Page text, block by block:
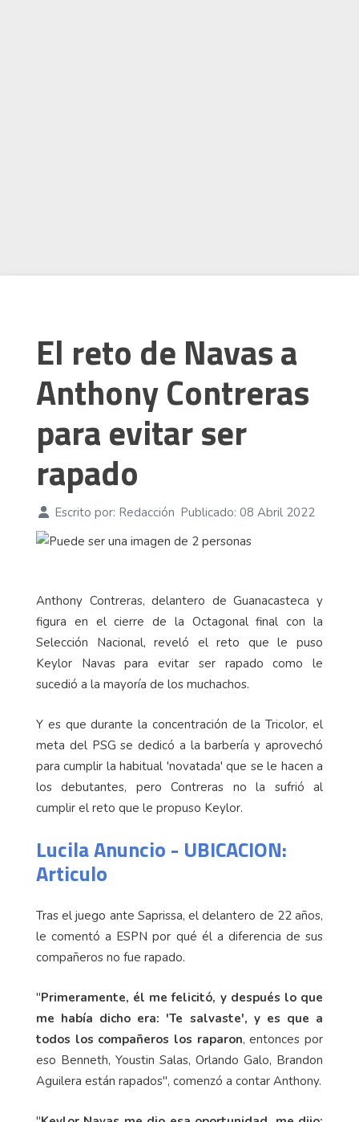
El reto de Navas a
Anthony Contreras
para evitar ser
rapado
Escrito por: Redacción Publicado: 08 Abril 2022
Anthony Contreras, delantero de Guanacasteca y
figura en el cierre de la Octagonal final con la
Selección Nacional, reveló el reto que le puso
Keylor Navas para evitar ser rapado como le
sucedió a la mayoría de los muchachos.
Y es que durante la concentración de la Tricolor, el
meta del PSG se dedicó a la barbería y aprovechó
para cumplir la habitual 'novatada' que se le hacen a
los debutantes, pero Contreras no la sufrió al
cumplir el reto que le propuso Keylor.
Lucila Anuncio - UBICACION:
Articulo
Tras el juego ante Saprissa, el delantero de 22 años,
le comentó a ESPN por qué él a diferencia de sus
compañeros no fue rapado.
"Primeramente, él me felicitó, y después lo que
me había dicho era: 'Te salvaste', y es que a
todos los compañeros los raparon, entonces por
eso Benneth, Youstin Salas, Orlando Galo, Brandon
Aguilera están rapados", comenzó a contar Anthony.